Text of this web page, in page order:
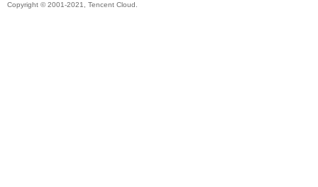
Copyright © 2001-2021, Tencent Cloud.